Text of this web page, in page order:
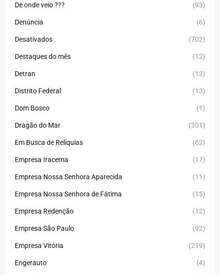
De onde veio ??? (93)
Denúncia (6)
Desativados (702)
Destaques do mês (12)
Detran (13)
Distrito Federal (13)
Dom Bosco (1)
Dragão do Mar (301)
Em Busca de Relíquias (62)
Empresa Iracema (17)
Empresa Nossa Senhora Aparecida (11)
Empresa Nossa Senhora de Fátima (15)
Empresa Redenção (12)
Empresa São Paulo (92)
Empresa Vitória (219)
Engerauto (4)